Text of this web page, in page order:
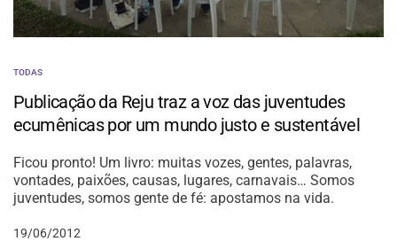
TODAS
Publicação da Reju traz a voz das juventudes
ecumênicas por um mundo justo e sustentável
Ficou pronto! Um livro: muitas vozes, gentes, palavras,
vontades, paixões, causas, lugares, carnavais… Somos
juventudes, somos gente de fé: apostamos na vida.
19/06/2012